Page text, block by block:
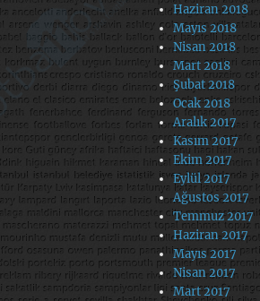
Haziran 2018
Mayıs 2018
Nisan 2018
Mart 2018
Şubat 2018
Ocak 2018
Aralık 2017
Kasım 2017
Ekim 2017
Eylül 2017
Ağustos 2017
Temmuz 2017
Haziran 2017
Mayıs 2017
Nisan 2017
Mart 2017